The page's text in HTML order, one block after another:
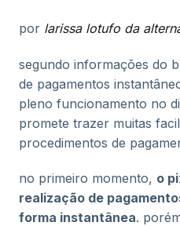
por larissa lotufo da
segundo informações do
de pagamentos
pleno funcionamento no
promete trazer muitas
procedimentos de
no primeiro momento, o
realização de
forma instantânea.